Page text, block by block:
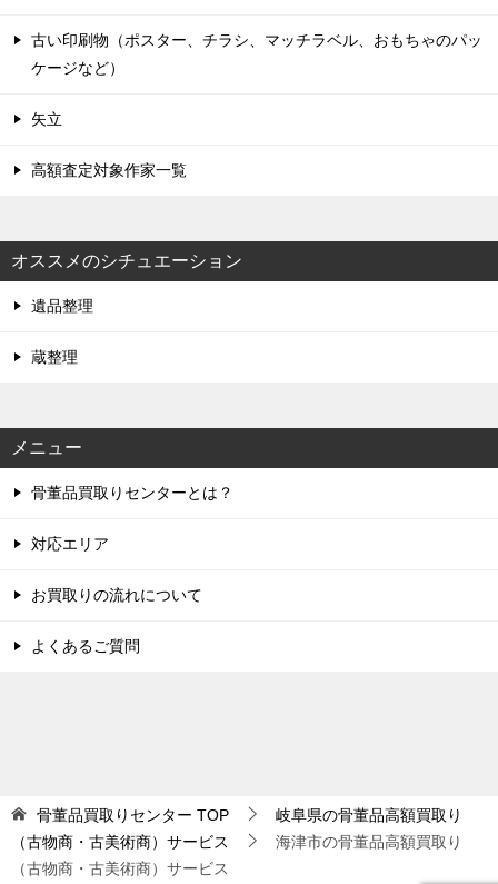
古い印刷物（ポスター、チラシ、マッチラベル、おもちゃのパッ
ケージなど）
矢立
高額査定対象作家一覧
オススメのシチュエーション
遺品整理
蔵整理
メニュー
骨董品買取りセンターとは？
対応エリア
お買取りの流れについて
よくあるご質問
骨董品買取りセンター TOP
岐阜県の骨董品高額買取り
（古物商・古美術商）サービス
海津市の骨董品高額買取り
（古物商・古美術商）サービス